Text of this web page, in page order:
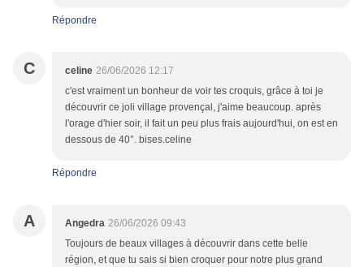
Répondre
C celine 26/06/2026 12:17
c'est vraiment un bonheur de voir tes croquis, grâce à toi je
découvrir ce joli village provençal, j'aime beaucoup. après
l'orage d'hier soir, il fait un peu plus frais aujourd'hui, on est en
dessous de 40°. bises.celine
Répondre
A Angedra 26/06/2026 09:43
Toujours de beaux villages à découvrir dans cette belle
région, et que tu sais si bien croquer pour notre plus grand